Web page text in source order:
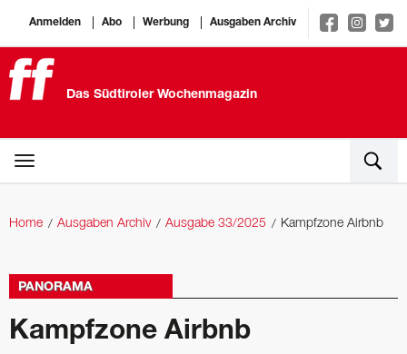
Anmelden Abo Werbung Ausgaben Archiv
Das Südtiroler Wochenmagazin
Home Ausgaben Archiv Ausgabe 33/2025 Kampfzone Airbnb
PANORAMA
Kampfzone Airbnb